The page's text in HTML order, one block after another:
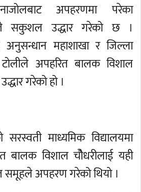
अपहरणमा परेका
सकुशल उद्धार गरेको छ ।
अनुसन्धान महाशाखा र जिल्ला
टोलीले अपहरित बालक विशाल
गरेको हो ।
माध्यमिक विद्यालयमा
बालक विशाल चौेधरीलाई यही
समूहले अपहरण गरेको थियो ।